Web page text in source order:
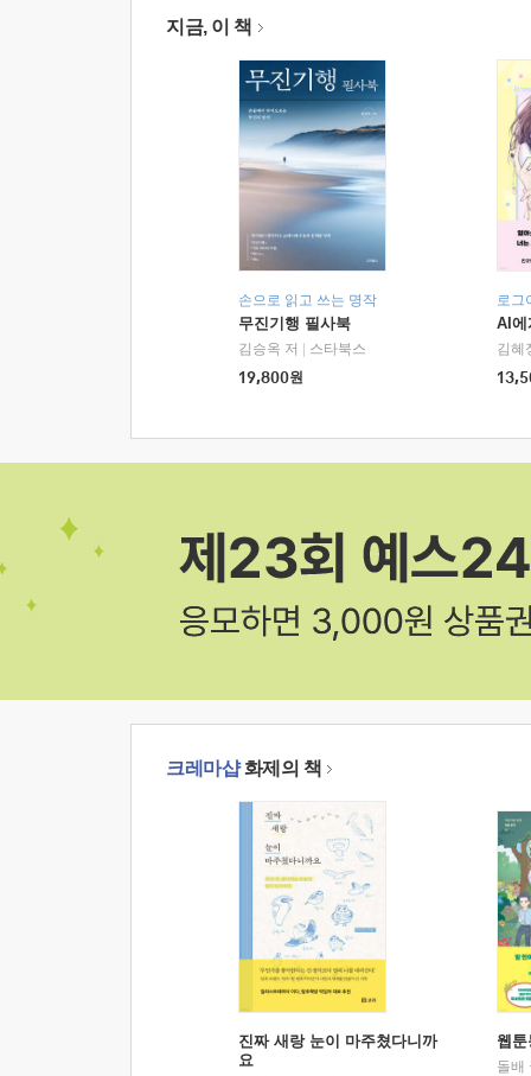
지금, 이 책
손으로 읽고 쓰는 명작
무진기행 필사북
김승옥 저
스타북스
19,800원
로그
AI에
김혜
크레마샵화제의 책
진짜 새랑 눈이 마주쳤다니까
요
웹
돌배